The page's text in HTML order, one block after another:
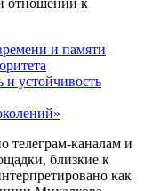
отношении к
и памяти
и устойчивость
телеграм-каналам и
близкие к
как